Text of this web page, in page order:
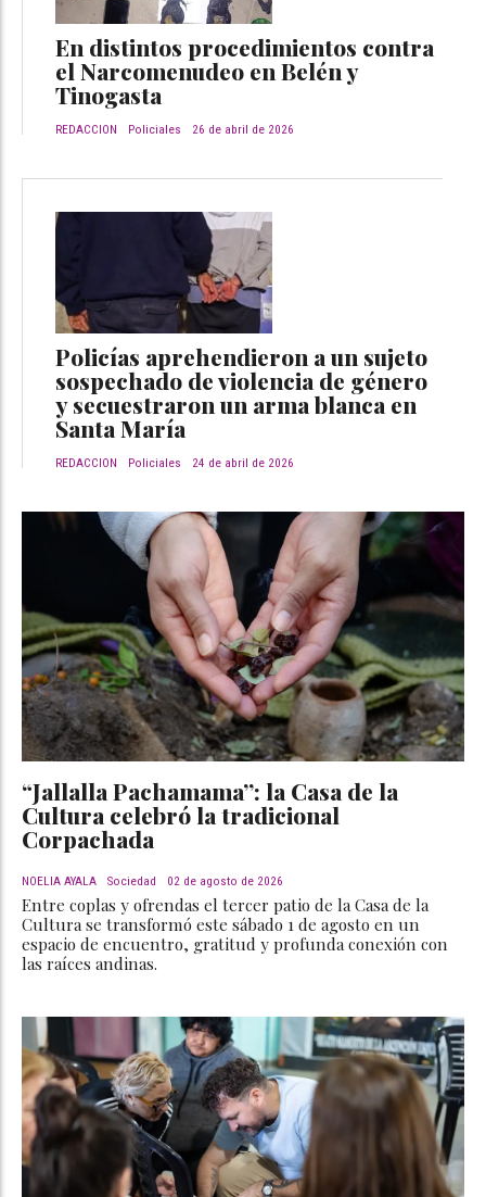
En distintos procedimientos contra
el Narcomenudeo en Belén y
Tinogasta
REDACCION Policiales 26 de abril de 2026
Policías aprehendieron a un sujeto
sospechado de violencia de género
y secuestraron un arma blanca en
Santa María
REDACCION Policiales 24 de abril de 2026
“Jallalla Pachamama”: la Casa de la
Cultura celebró la tradicional
Corpachada
NOELIA AYALA Sociedad 02 de agosto de 2026
Entre coplas y ofrendas el tercer patio de la Casa de la
Cultura se transformó este sábado 1 de agosto en un
espacio de encuentro, gratitud y profunda conexión con
las raíces andinas.